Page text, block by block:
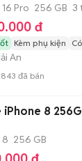
Pro 256 GB 3
đ
Kèm phụ kiện
An
843 đã bán
8
8 256 GB